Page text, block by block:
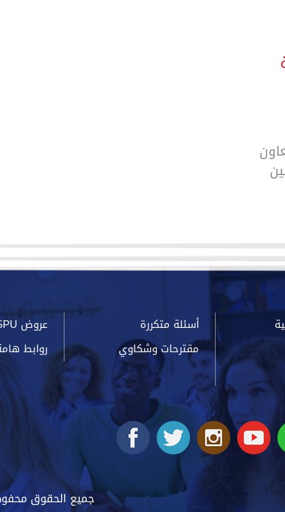
أسئلة متكررة
عروض SPU
مقترحات وشكاوي
روابط
جميع الحقوق محفوظة